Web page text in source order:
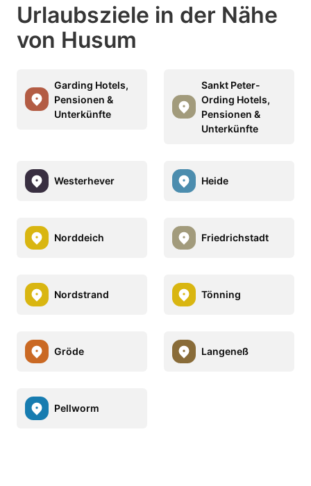
Urlaubsziele in der Nähe
von Husum
Garding Hotels,
Pensionen &
Unterkünfte
Sankt Peter-
Ording Hotels,
Pensionen &
Unterkünfte
Westerhever Heide
Norddeich Friedrichstadt
Nordstrand Tönning
Gröde Langeneß
Pellworm